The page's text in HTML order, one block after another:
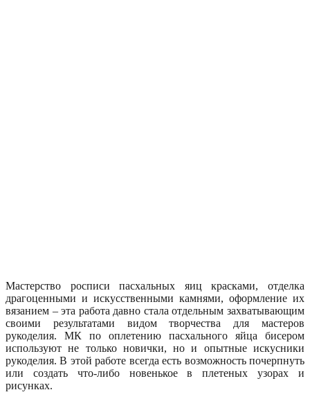
Мастерство росписи пасхальных яиц красками, отделка
драгоценными и искусственными камнями, оформление их
вязанием – эта работа давно стала отдельным захватывающим
своими результатами видом творчества для мастеров
рукоделия. МК по оплетению пасхального яйца бисером
используют не только новички, но и опытные искусники
рукоделия. В этой работе всегда есть возможность почерпнуть
или создать что-либо новенькое в плетеных узорах и
рисунках.